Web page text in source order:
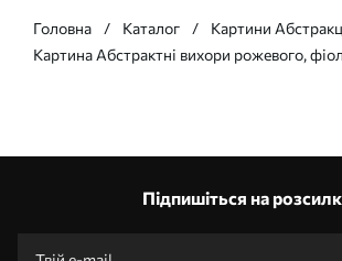
Головна Каталог
Картини
Картина Абстрактні вихори рожевого,
Підпишіться на